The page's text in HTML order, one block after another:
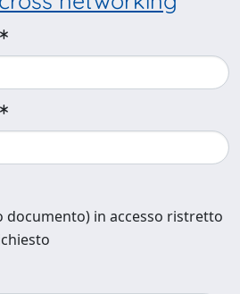
in accesso ristretto